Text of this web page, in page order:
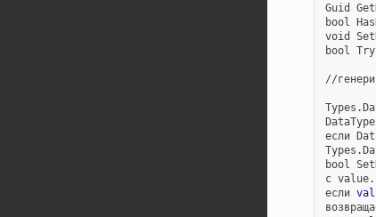
Guid
bool
void
bool
//
DataType
если
bool
с value.
если